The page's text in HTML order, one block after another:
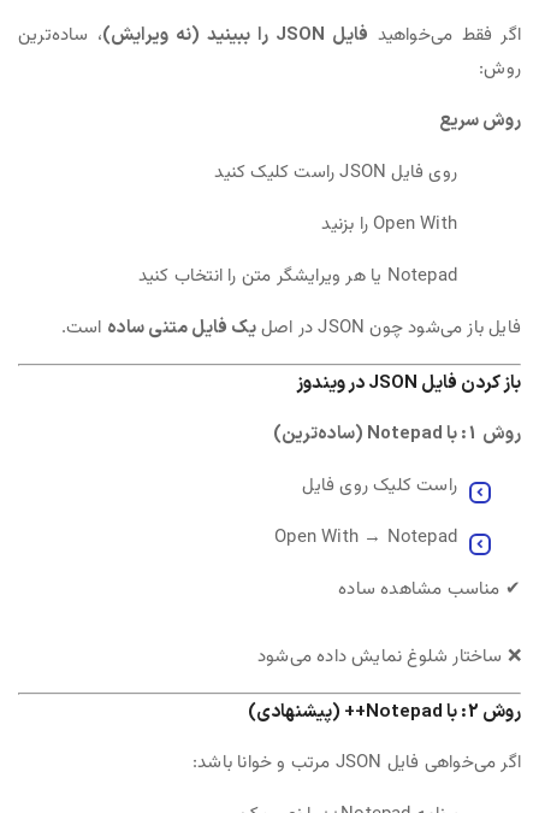
اگر فقط می‌خواهید فایل JSON را ببینید (نه ویرایش)
، ساده‌ترین
روش:
روش سریع
روی فایل JSON راست کلیک کنید
Open With را بزنید
Notepad یا هر ویرایشگر متن را انتخاب کنید
فایل باز می‌شود چون JSON در اصل
یک فایل متنی ساده است.
باز کردن فایل JSON در ویندوز
روش 1: با Notepad (ساده‌ترین)
راست کلیک روی فایل
Open With → Notepad
✔ مناسب مشاهده ساده
❌ ساختار شلوغ نمایش داده می‌شود
روش 2: با Notepad++ (پیشنهادی)
اگر می‌خواهی فایل JSON مرتب و خوانا باشد: